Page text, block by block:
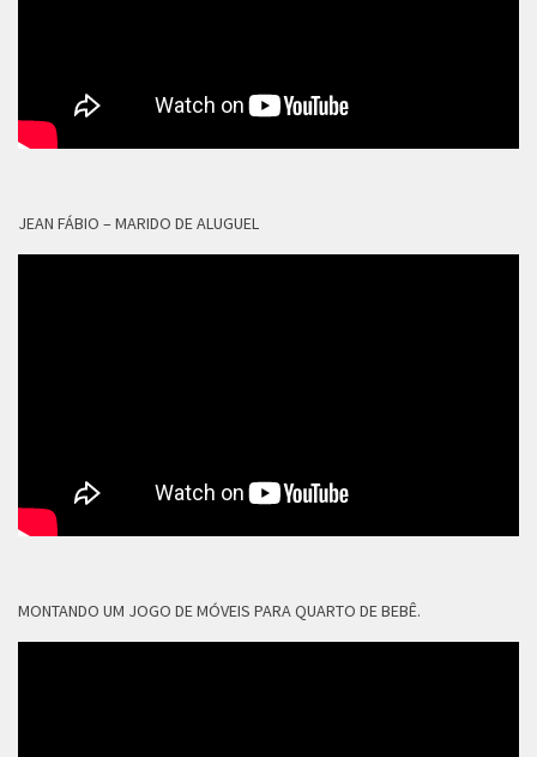
JEAN FÁBIO – MARIDO DE ALUGUEL
MONTANDO UM JOGO DE MÓVEIS PARA QUARTO DE BEBÊ.